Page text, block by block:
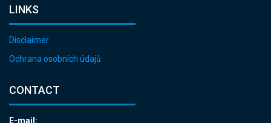
LINKS
Disclaimer
Ochrana osobních údajů
CONTACT
E-mail: